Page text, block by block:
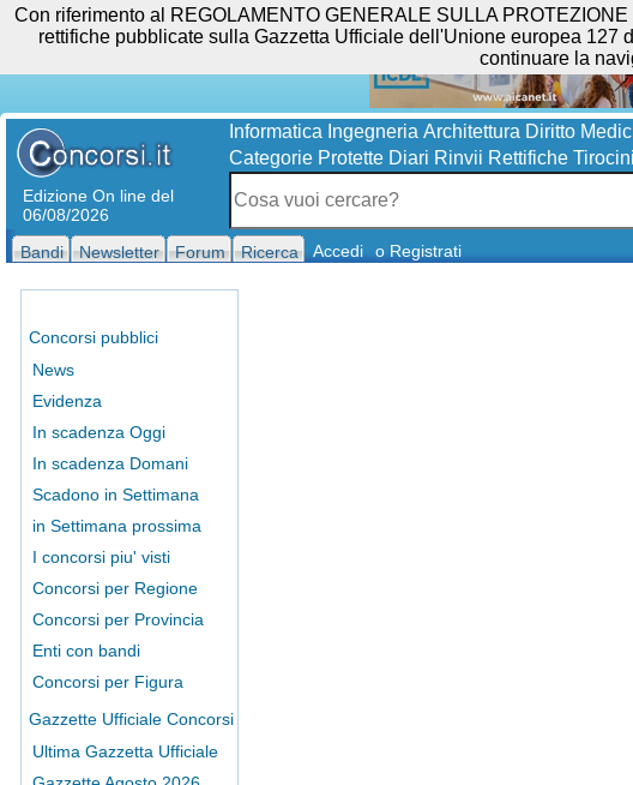
Edizione On line del
06/08/2026
Informatica Ingegneria Architettura Diritto
Categorie Protette Diari Rinvii Rettifiche
Bandi Newsletter Forum Ricerca Accedi o Registrati
Concorsi pubblici
News
Evidenza
In scadenza Oggi
In scadenza Domani
Scadono in Settimana
in Settimana prossima
I concorsi piu' visti
Concorsi per Regione
Concorsi per Provincia
Enti con bandi
Concorsi per Figura
Gazzette Ufficiale Concorsi
Ultima Gazzetta Ufficiale
Con riferimento al REGOLAMENTO GENERALE SULLA
rettifiche pubblicate sulla Gazzetta Ufficiale dell'Unione europea
continuare la